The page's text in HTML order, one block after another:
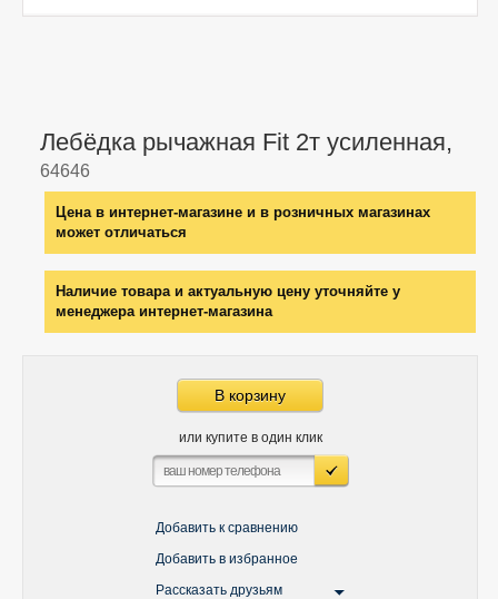
Лебёдка рычажная Fit 2т усиленная,
64646
Цена в интернет-магазине и в розничных магазинах
может отличаться
Наличие товара и актуальную цену уточняйте у
менеджера интернет-магазина
В корзину
или купите в один клик
Добавить к сравнению
Добавить в избранное
Рассказать друзьям